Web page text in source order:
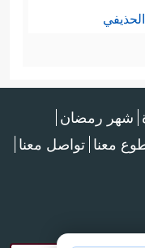
شهر رمضان
معنا تواصل معنا